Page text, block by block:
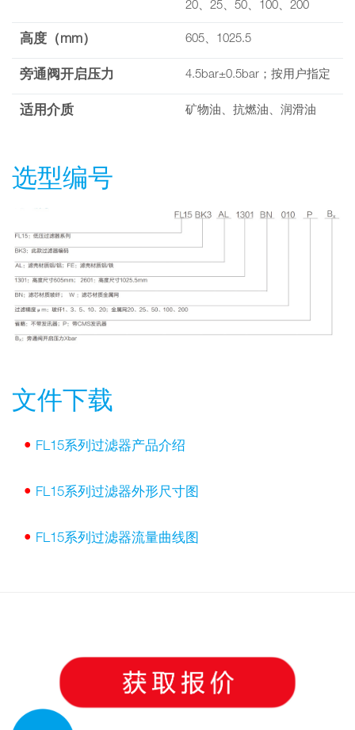
20、25、50、100、200
高度（mm） 605、1025.5
旁通阀开启压力 4.5bar±0.5bar；按用户指定
适用介质 矿物油、抗燃油、润滑油
选型编号
文件下载
• FL15系列过滤器产品介绍
• FL15系列过滤器外形尺寸图
• FL15系列过滤器流量曲线图